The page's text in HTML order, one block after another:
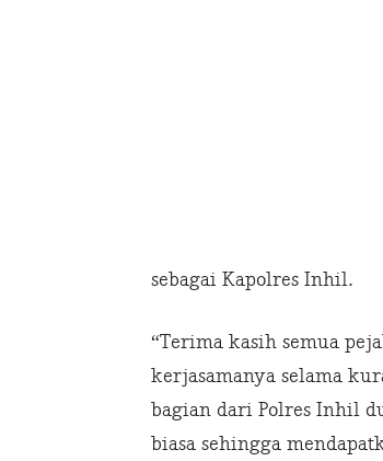
sebagai Kapolres Inhil.
“Terima kasih semua
kerjasamanya selama
bagian dari Polres Inhil
biasa sehingga